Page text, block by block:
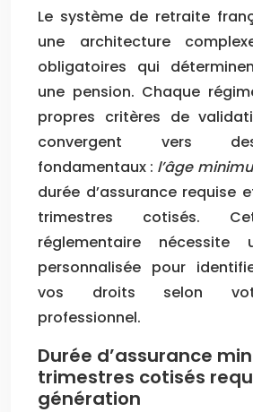
Le système de retraite
une architecture
obligatoires qui
une pension. Chaque
propres critères de
convergent vers
fondamentaux : l’âge
durée d’assurance requise
trimestres cotisés.
réglementaire nécessite
personnalisée pour
vos droits selon
professionnel.
Durée d’assurance
trimestres cotisés
génération